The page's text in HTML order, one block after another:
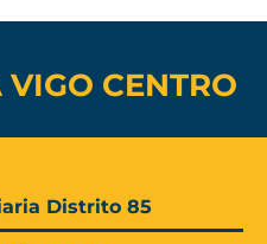
CENTRO
Distrito 85